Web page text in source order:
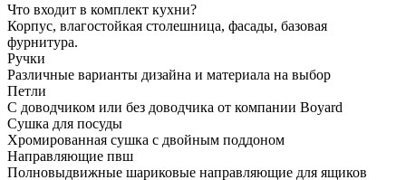
Что входит в комплект кухни?
Корпус, влагостойкая столешница, фасады, базовая
фурнитура.
Ручки
Различные варианты дизайна и материала на выбор
Петли
С доводчиком или без доводчика от компании Boyard
Сушка для посуды
Хромированная сушка с двойным поддоном
Направляющие пвш
Полновыдвижные шариковые направляющие для ящиков